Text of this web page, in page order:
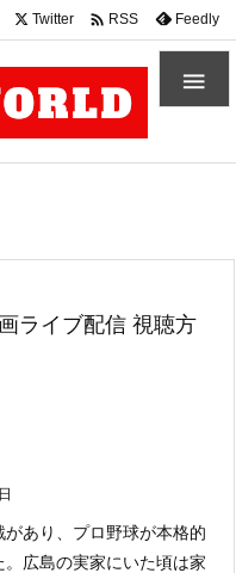

Twitter  RSS Feedly
ライブ配信 視聴方
あり、プロ野球が本格的
広島の実家にいた頃は家